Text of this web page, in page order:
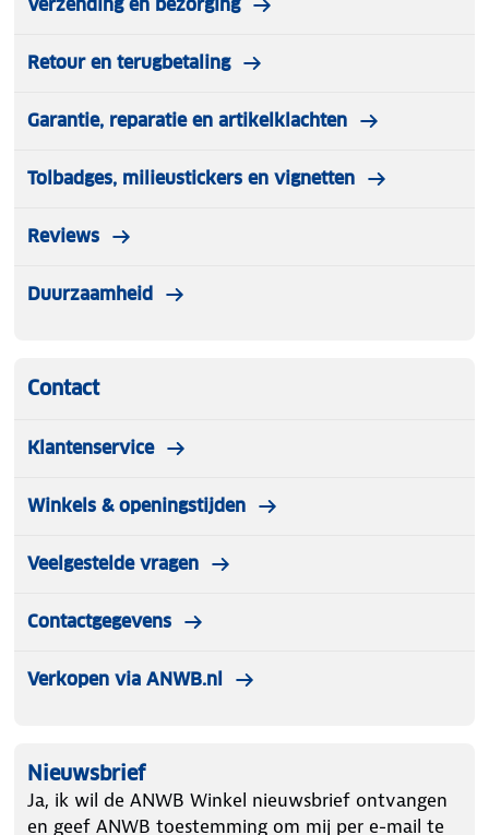
Seasonal print
Anti-odor coffeetreatment
Gebrushte binnenkant (extra zacht op de huid)
Regular fit
Verkrijgbaar in verschillende kleuren
Verzending en bezorging
Retour en terugbetaling
Garantie, reparatie en artikelklachten
Tolbadges, milieustickers en vignetten
Reviews
Duurzaamheid
Contact
Klantenservice
Winkels & openingstijden
Veelgestelde vragen
Contactgegevens
Verkopen via ANWB.nl
Nieuwsbrief
Ja, ik wil de ANWB Winkel nieuwsbrief ontvangen
en geef ANWB toestemming om mij per e-mail te